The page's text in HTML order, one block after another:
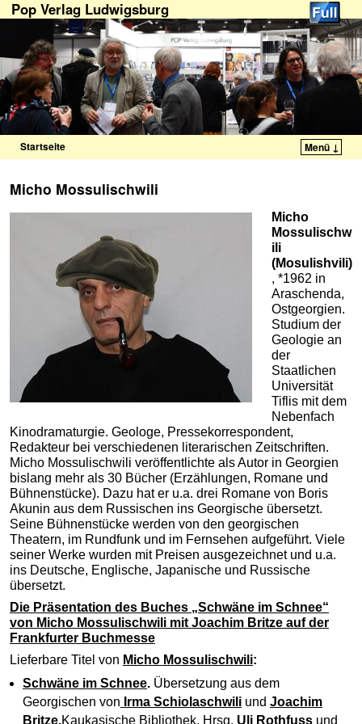
Pop Verlag Ludwigsburg
Startseite Menü ↓
Micho Mossulischwili
Micho
Mossulischw
ili
(Mosulishvili)
, *1962 in
Araschenda,
Ostgeorgien.
Studium der
Geologie an
der
Staatlichen
Universität
Tiflis mit dem
Nebenfach
Kinodramaturgie. Geologe, Pressekorrespondent,
Redakteur bei verschiedenen literarischen Zeitschriften.
Micho Mossulischwili veröffentlichte als Autor in Georgien
bislang mehr als 30 Bücher (Erzählungen, Romane und
Bühnenstücke). Dazu hat er u.a. drei Romane von Boris
Akunin aus dem Russischen ins Georgische übersetzt.
Seine Bühnenstücke werden von den georgischen
Theatern, im Rundfunk und im Fernsehen aufgeführt. Viele
seiner Werke wurden mit Preisen ausgezeichnet und u.a.
ins Deutsche, Englische, Japanische und Russische
übersetzt.
Die Präsentation des Buches „Schwäne im Schnee“
von Micho Mossulischwili mit Joachim Britze auf der
Frankfurter Buchmesse
Lieferbare Titel von Micho Mossulischwili:
Schwäne im Schnee. Übersetzung aus dem
Georgischen von Irma Schiolaschwiliund Joachim
Britze.Kaukasische Bibliothek. Hrsg. Uli Rothfussund